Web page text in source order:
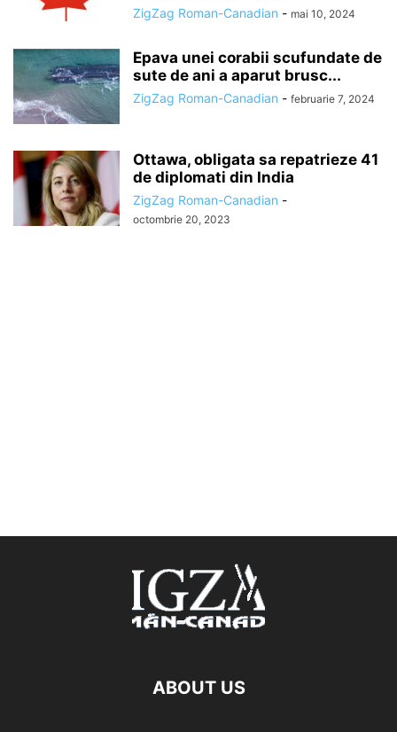
ZigZag Roman-Canadian - mai 10, 2024
Epava unei corabii scufundate de
sute de ani a aparut brusc...
ZigZag Roman-Canadian - februarie 7, 2024
Ottawa, obligata sa repatrieze 41
de diplomati din India
ZigZag Roman-Canadian -
octombrie 20, 2023
ABOUT US